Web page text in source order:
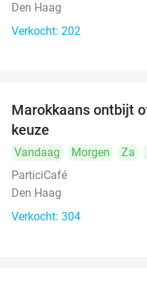
Den Haag
Verkocht: 202
Marokkaans ontbijt
keuze
Vandaag Morgen Za
ParticiCafé
Den Haag
Verkocht: 304